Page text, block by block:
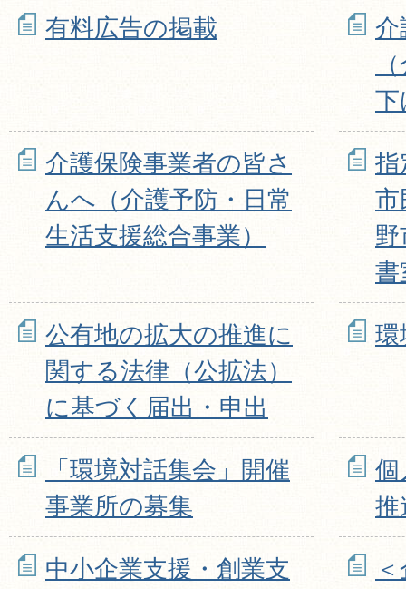
有料広告の掲載
介
下
介護保険事業者の皆さ
んへ（介護予防・日常
生活支援総合事業）
指
市
書
公有地の拡大の推進に
関する法律（公拡法）
に基づく届出・申出
環
「環境対話集会」開催
事業所の募集
個
推
中小企業支援・創業支